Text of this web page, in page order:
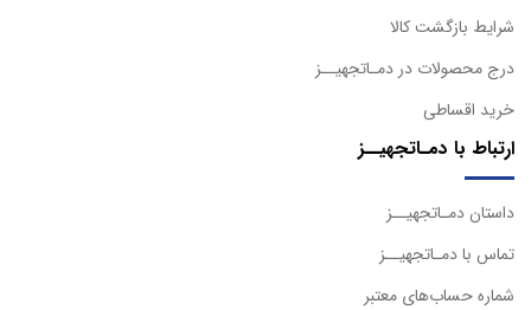
شرایط بازگشت کالا
درج محصولات در دمـاتجهیــز
خرید اقساطی
ارتباط با دمـاتجهیــز
داستان دمـاتجهیــز
تماس با دمـاتجهیــز
شماره حساب‌های معتبر